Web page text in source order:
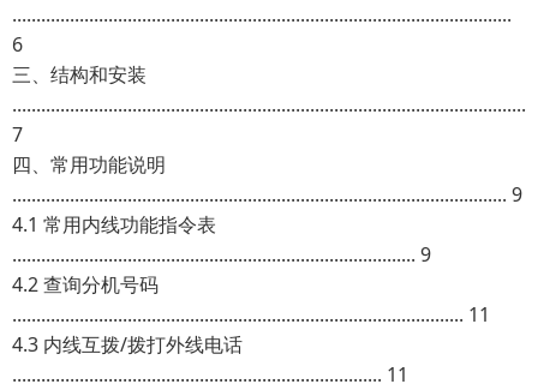
........................................................................................................
6
三、结构和安装
...........................................................................................................
7
四、常用功能说明
....................................................................................................... 9
4.1 常用内线功能指令表
.................................................................................... 9
4.2 查询分机号码
.............................................................................................. 11
4.3 内线互拨/拨打外线电话
............................................................................. 11